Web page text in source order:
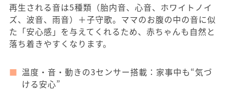
再生される音は5種類（胎内音、心音、ホワイトノイ
ズ、波音、雨音）＋子守歌。ママのお腹の中の音に似
た「安心感」を与えてくれるため、赤ちゃんも自然と
落ち着きやすくなります。
温度・音・動きの3センサー搭載：家事中も“気づ
ける安心”